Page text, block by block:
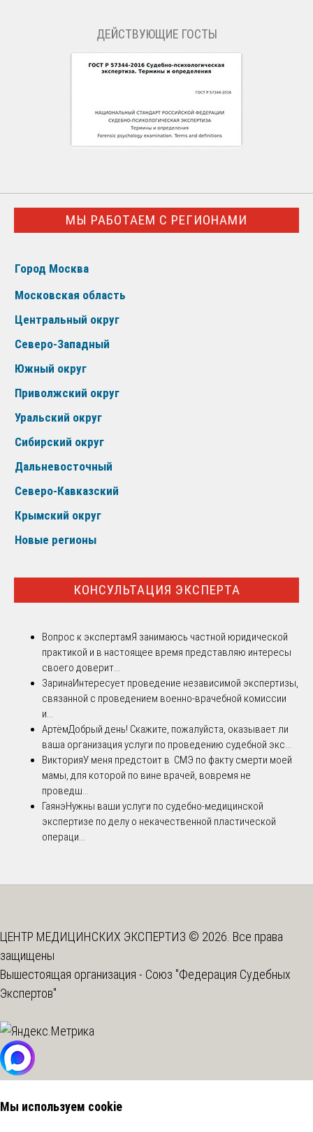
ДЕЙСТВУЮЩИЕ ГОСТЫ
МЫ РАБОТАЕМ С РЕГИОНАМИ
Город Москва
Московская область
Центральный округ
Северо-Западный
Южный округ
Приволжский округ
Уральский округ
Сибирский округ
Дальневосточный
Северо-Кавказский
Крымский округ
Новые регионы
КОНСУЛЬТАЦИЯ ЭКСПЕРТА
Вопрос к экспертамЯ занимаюсь частной юридической
практикой и в настоящее время представляю интересы
своего доверит...
ЗаринаИнтересует проведение независимой экспертизы,
связанной с проведением военно-врачебной комиссии
и...
АртёмДобрый день! Скажите, пожалуйста, оказывает ли
ваша организация услуги по проведению судебной экс...
ВикторияУ меня предстоит в СМЭ по факту смерти моей
мамы, для которой по вине врачей, вовремя не
проведш...
ГаянэНужны ваши услуги по судебно-медицинской
экспертизе по делу о некачественной пластической
операци...
ЦЕНТР МЕДИЦИНСКИХ ЭКСПЕРТИЗ © 2026. Все права
защищены
Вышестоящая организация - Союз "Федерация Судебных
Экспертов"
Мы используем cookie